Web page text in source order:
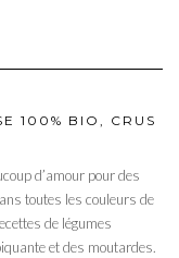
100% BIO, CRUS
d’amour pour des
toutes les couleurs de
de légumes
et des moutardes.